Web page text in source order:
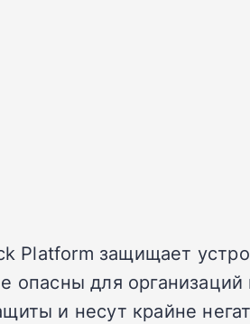
Platform защищает
опасны для
и несут крайне